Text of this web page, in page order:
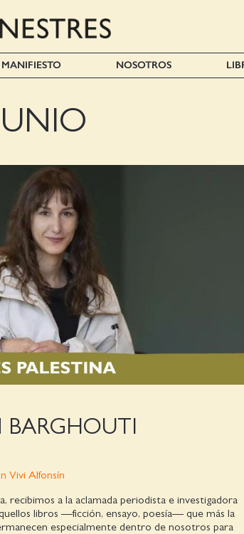
MANIFIESTO NOSOTROS
BARGHOUTI
Vivi Alfonsín
recibimos a la aclamada periodista e investigadora
libros —ficción, ensayo, poesía— que más la
especialmente dentro de nosotros para